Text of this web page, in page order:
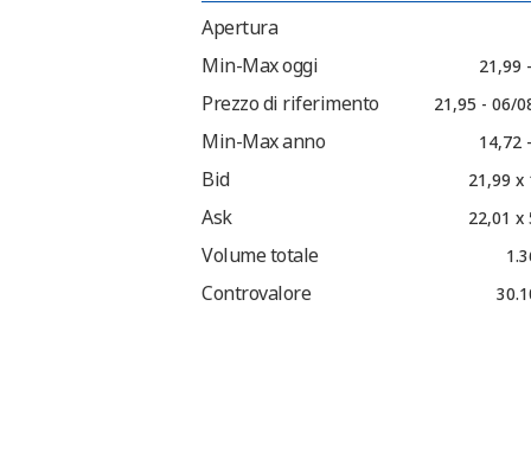
Apertura
Min-Max oggi
21,99
Prezzo di riferimento 21,95 - 06/
Min-Max anno 14,72
Bid 21,99 x
Ask 22,01 x
Volume totale
Controvalore